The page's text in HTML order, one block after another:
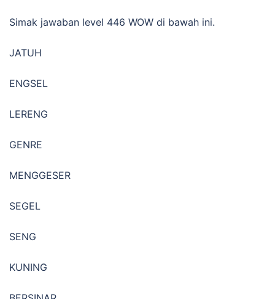
Simak jawaban level 446 WOW di bawah ini.
JATUH
ENGSEL
LERENG
GENRE
MENGGESER
SEGEL
SENG
KUNING